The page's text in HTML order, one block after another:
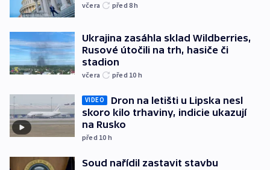
včera před 8h
Ukrajina zasáhla sklad Wildberries,
Rusové útočili na trh, hasiče či
stadion
včera před 10 h
VIDEO
Dron na letišti u Lipska nesl
skoro kilo trhaviny, indicie ukazují
na Rusko
před 10 h
Soud nařídil zastavit stavbu